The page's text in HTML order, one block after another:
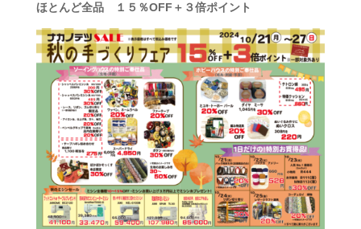
ほとんど全品 １５％OFF＋３倍ポイント